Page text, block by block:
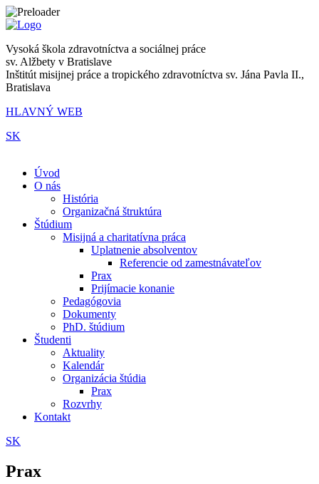
Vysoká škola zdravotníctva a sociálnej práce
sv. Alžbety v Bratislave
Inštitút misijnej práce a tropického zdravotníctva sv. Jána Pavla II.,
Bratislava
HLAVNÝ WEB
SK
Úvod
O nás
História
Organizačná štruktúra
Štúdium
Misijná a charitatívna práca
Uplatnenie absolventov
Referencie od zamestnávateľov
Prax
Prijímacie konanie
Pedagógovia
Dokumenty
PhD. štúdium
Študenti
Aktuality
Kalendár
Organizácia štúdia
Prax
Rozvrhy
Kontakt
SK
Prax